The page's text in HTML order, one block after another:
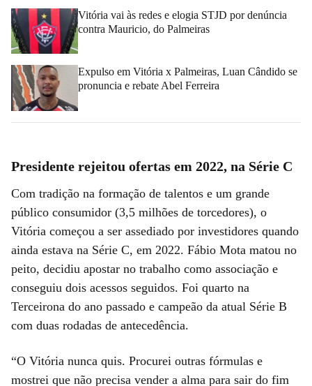
Vitória vai às redes e elogia STJD por denúncia
contra Mauricio, do Palmeiras
Expulso em Vitória x Palmeiras, Luan Cândido se
pronuncia e rebate Abel Ferreira
Presidente rejeitou ofertas em 2022, na Série C
Com tradição na formação de talentos e um grande
público consumidor (3,5 milhões de torcedores), o
Vitória começou a ser assediado por investidores quando
ainda estava na Série C, em 2022. Fábio Mota matou no
peito, decidiu apostar no trabalho como associação e
conseguiu dois acessos seguidos. Foi quarto na
Terceirona do ano passado e campeão da atual Série B
com duas rodadas de antecedência.
“O Vitória nunca quis. Procurei outras fórmulas e
mostrei que não precisa vender a alma para sair do fim